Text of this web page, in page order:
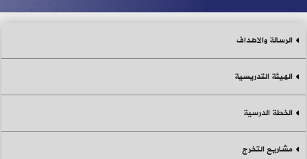
الرسالة والاهداف
الهيئة التدريسية
الخطة الدرسية
مشاريع التخرج